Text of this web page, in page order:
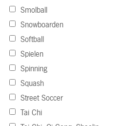
Smolball
Snowboarden
Softball
Spielen
Spinning
Squash
Street Soccer
Tai Chi